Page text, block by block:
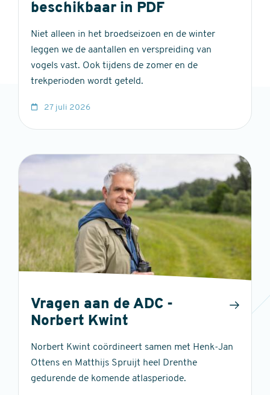
beschikbaar in PDF
Niet alleen in het broedseizoen en de winter
leggen we de aantallen en verspreiding van
vogels vast. Ook tijdens de zomer en de
trekperioden wordt geteld.
27 juli 2026
Vragen aan de ADC -
Norbert Kwint
Norbert Kwint coördineert samen met Henk-Jan
Ottens en Matthijs Spruijt heel Drenthe
gedurende de komende atlasperiode.